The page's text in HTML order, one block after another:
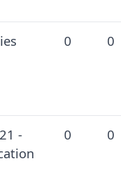
0 0
-
0 0